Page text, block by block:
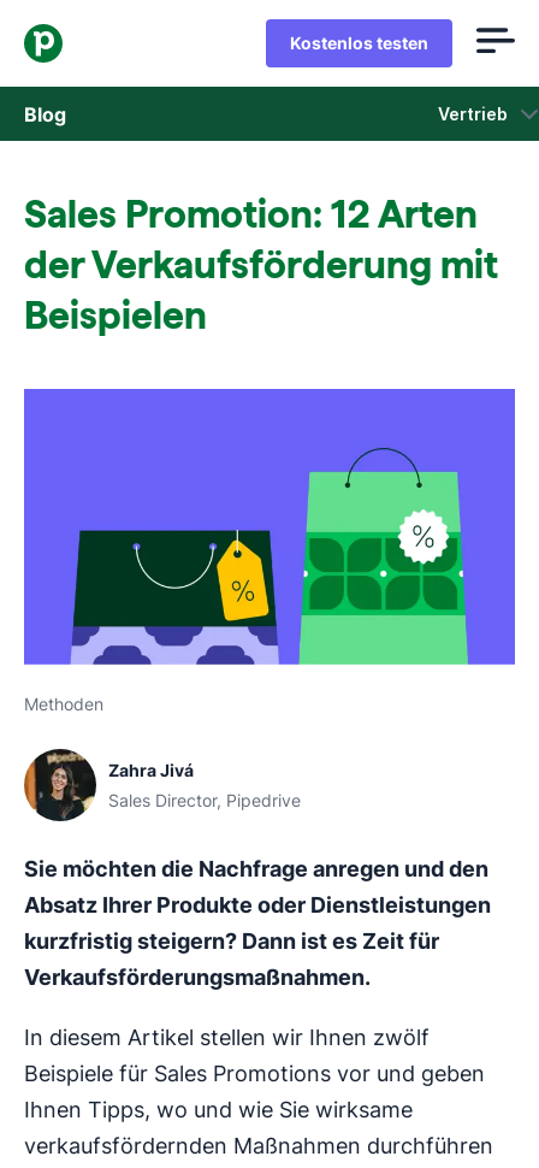
Kostenlos testen
Blog Vertrieb
Marketing
Produkt-Updates
Sales Promotion: 12 Arten
der Verkaufsförderung mit
Beispielen
Methoden
Zahra Jivá
Sales Director, Pipedrive
Sie möchten die Nachfrage anregen und den
Absatz Ihrer Produkte oder Dienstleistungen
kurzfristig steigern? Dann ist es Zeit für
Verkaufsförderungsmaßnahmen.
In diesem Artikel stellen wir Ihnen zwölf
Beispiele für Sales Promotions vor und geben
Ihnen Tipps, wo und wie Sie wirksame
verkaufsfördernden Maßnahmen durchführen